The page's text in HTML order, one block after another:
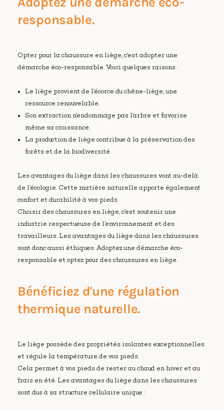
responsable.
Opter pour la chaussure en liège, c’est adopter une
démarche éco-responsable. Voici quelques raisons :
Le liège provient de l’écorce du chêne-liège, une
ressource renouvelable.
Son extraction n’endommage pas l’arbre et favorise
même sa croissance.
La production de liège contribue à la préservation des
forêts et de la biodiversité.
Les avantages du liège dans les chaussures vont au-delà
de l’écologie. Cette matière naturelle apporte également
confort et durabilité à vos pieds.
Choisir des chaussures en liège, c’est soutenir une
industrie respectueuse de l’environnement et des
travailleurs. Les avantages du liège dans les chaussures
sont donc aussi éthiques. Adoptez une démarche éco-
responsable et optez pour des chaussures en liège.
Bénéficiez d'une régulation
thermique naturelle.
Le liège possède des propriétés isolantes exceptionnelles
et régule la température de vos pieds.
Cela permet à vos pieds de rester au chaud en hiver et au
frais en été. Les avantages du liège dans les chaussures
sont dus à sa structure cellulaire unique :